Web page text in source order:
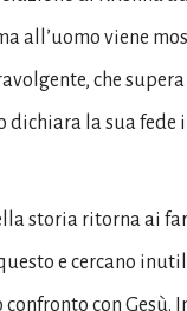
all’uomo viene
che
dichiara la sua fede
storia ritorna ai
e cercano
con Gesù.